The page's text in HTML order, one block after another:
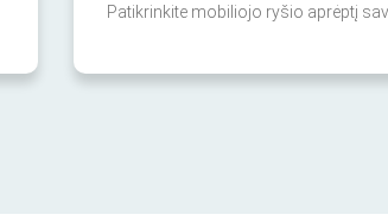
Patikrinkite mobiliojo ryšio aprėptį